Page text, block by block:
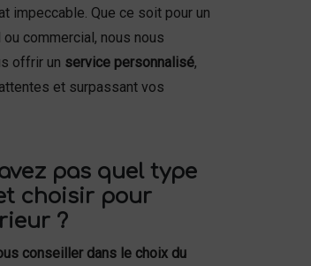
impeccable. Que ce soit pour un
commercial, nous nous
offrir un service personnalisé,
et surpassant vos
pas quel type
choisir pour
?
conseiller dans le choix du